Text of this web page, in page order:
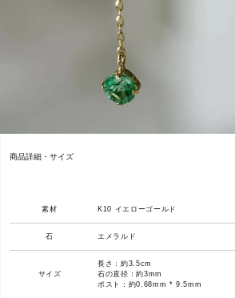
商品詳細・サイズ
素材 K10 イエローゴールド
石 エメラルド
サイズ
長さ：約3.5cm
石の直径：約3mm
ポスト：約0.68mm * 9.5mm